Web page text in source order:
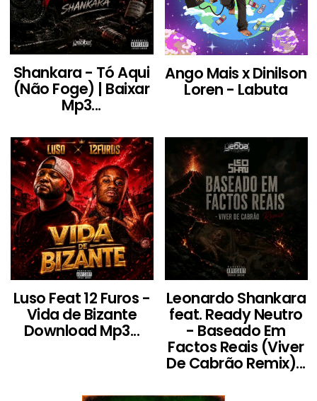
Shankara - Tó Aqui
(Não Foge) | Baixar
Mp3...
Ango Mais x Dinilson
Loren - Labuta
Luso Feat 12 Furos -
Vida de Bizante
Download Mp3...
Leonardo Shankara
feat. Ready Neutro
- Baseado Em
Factos Reais (Viver
De Cabrão Remix)...